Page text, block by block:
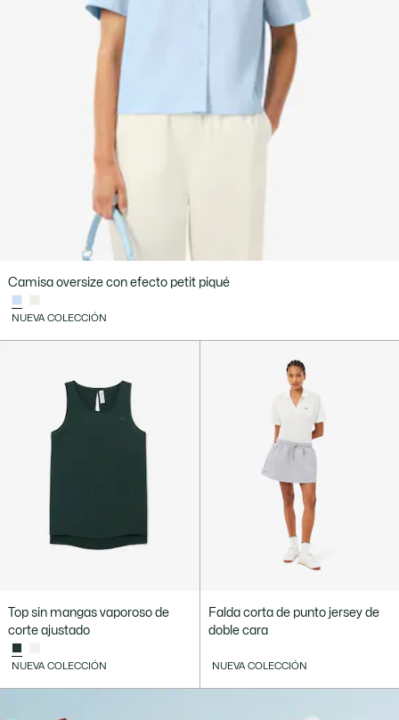
Camisa oversize con efecto petit piqué
NUEVA COLECCIÓN
Top sin mangas vaporoso de
corte ajustado
NUEVA COLECCIÓN
Falda corta de punto jersey de
doble cara
NUEVA COLECCIÓN